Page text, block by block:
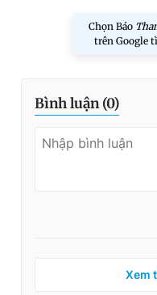
Chọn Báo
trên Google
Bình luận (0)
Xem